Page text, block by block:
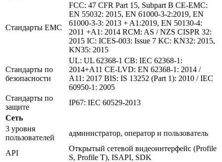
Стандарты EMC
FCC: 47 CFR Part 15, Subpart B CE-EMC:
EN 55032: 2015, EN 61000-3-2:2019, EN
61000-3-3: 2013 + A1:2019, EN 50130-4:
2011 +A1: 2014 RCM: AS / NZS CISPR 32:
2015 IC: ICES-003: Issue 7 KC: KN32: 2015,
KN35: 2015
Стандарты по
безопасности
UL: UL 62368-1 CB: IEC 62368-1:
2014+A11 CE-LVD: EN 62368-1: 2014 /
A11: 2017 BIS: IS 13252 (Part 1): 2010 / IEC
60950-1: 2005
Стандарты по
защите
IP67: IEC 60529-2013
Сеть
3 уровня
пользователей
администратор, оператор и пользователь
API
Открытый сетевой видеоинтерфейс (Profile
S, Profile T), ISAPI, SDK